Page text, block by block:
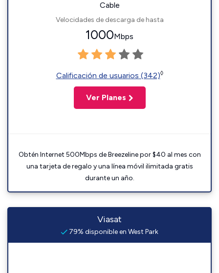
Cable
Velocidades de descarga de hasta
1000Mbps
Calificación de usuarios (342)◊
Ver Planes
Obtén Internet 500Mbps de Breezeline por $40 al mes con
una tarjeta de regalo y una línea móvil ilimitada gratis
durante un año.
Viasat
79% disponible en West Park